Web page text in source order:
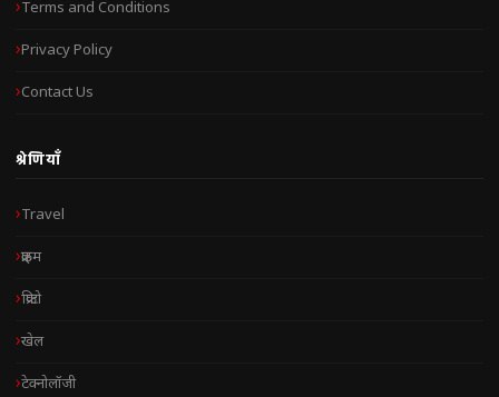
Terms and Conditions
Privacy Policy
Contact Us
श्रेणियाँ
Travel
क्राइम
क्रिप्टो
खेल
टेक्नोलॉजी